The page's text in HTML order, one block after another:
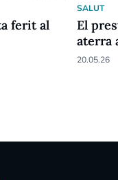
ferit al
SALUT
El
aterra
20.05.26